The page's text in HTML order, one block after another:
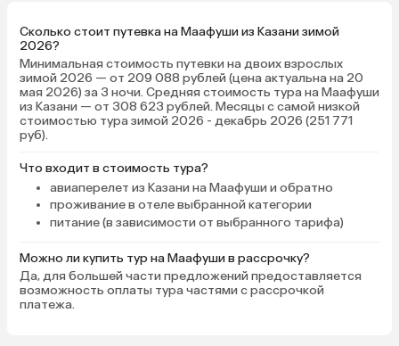
благодарность мужчине, который
приносил блюда на ужине,
благодаря ему чувствовалась
теплая домашняя атмосфера. Да
и вообще обслуживающий
персонал приятный и заботливый.
великолепный! До пляжа, где
местные плавают 4 минуты, там
риф и много разных рыбок,
правда, надо далековато от
Кораллы не живые, но все равно
интересно. И еще там довольно
сильное течение бывает, зависит
Сколько стоит путевка на Маафуши из Казани зимой
2026?
Минимальная стоимость путевки на двоих взрослых
зимой 2026 — от 209 088 рублей (цена актуальна на 20
мая 2026) за 3 ночи. Средняя стоимость тура на Маафуши
из Казани — от 308 623 рублей. Месяцы с самой низкой
стоимостью тура зимой 2026 - декабрь 2026 (251 771
руб).
Что входит в стоимость тура?
авиаперелет из Казани на Маафуши и обратно
проживание в отеле выбранной категории
питание (в зависимости от выбранного тарифа)
Можно ли купить тур на Маафуши в рассрочку?
Да, для большей части предложений предоставляется
возможность оплаты тура частями с рассрочкой
платежа.